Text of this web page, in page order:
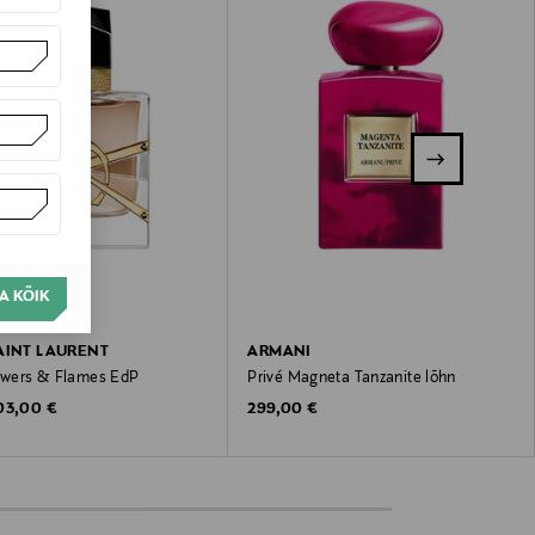
KÕIK
LAURENT
& Flames EdP
Price
€
ARMANI
Privé Magneta Tanzanite lõhn
Original Price
299,00 €